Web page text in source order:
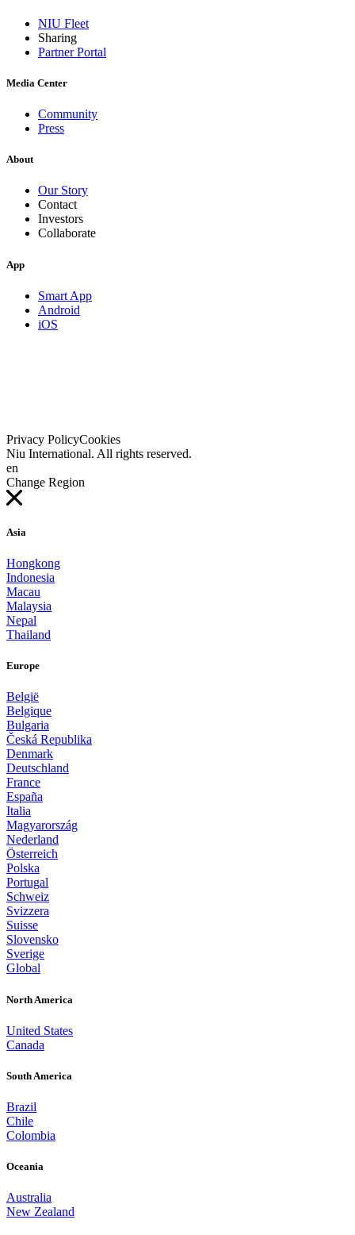
NIU Fleet
Sharing
Partner Portal
Media Center
Community
Press
About
Our Story
Contact
Investors
Collaborate
App
Smart App
Android
iOS
Privacy PolicyCookies
Niu International. All rights reserved.
en
Change Region
Asia
Hongkong
Indonesia
Macau
Malaysia
Nepal
Thailand
Europe
België
Belgique
Bulgaria
Česká Republika
Denmark
Deutschland
France
España
Italia
Magyarország
Nederland
Österreich
Polska
Portugal
Schweiz
Svizzera
Suisse
Slovensko
Sverige
Global
North America
United States
Canada
South America
Brazil
Chile
Colombia
Oceania
Australia
New Zealand